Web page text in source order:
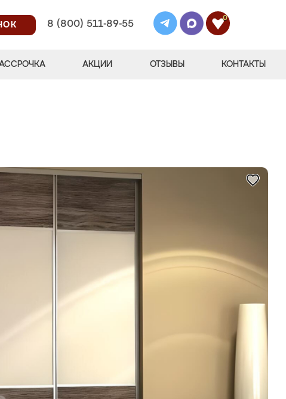
8 (800) 511-89-55
0
АКЦИИ ОТЗЫВЫ КОНТАКТЫ